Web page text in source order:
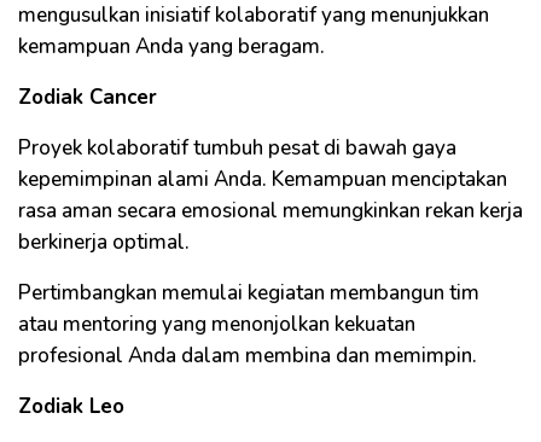
mengusulkan inisiatif kolaboratif yang menunjukkan
kemampuan Anda yang beragam.
Zodiak Cancer
Proyek kolaboratif tumbuh pesat di bawah gaya
kepemimpinan alami Anda. Kemampuan menciptakan
rasa aman secara emosional memungkinkan rekan kerja
berkinerja optimal.
Pertimbangkan memulai kegiatan membangun tim
atau mentoring yang menonjolkan kekuatan
profesional Anda dalam membina dan memimpin.
Zodiak Leo